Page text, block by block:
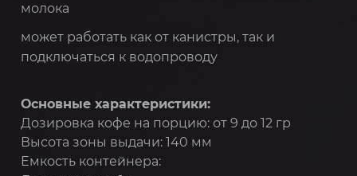
молока
может работать как от канистры, так и
подключаться к водопроводу
Основные характеристики:
Дозировка кофе на порцию: от 9 до 12 гр
Высота зоны выдачи: 140 мм
Емкость контейнера: